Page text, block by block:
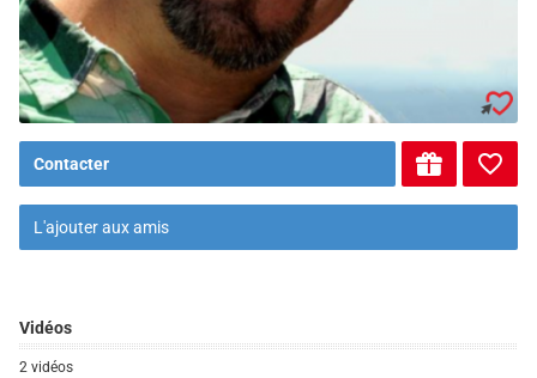
Contacter
L'ajouter aux amis
Vidéos
2 vidéos